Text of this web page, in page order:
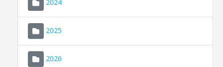
2024
2025
2026